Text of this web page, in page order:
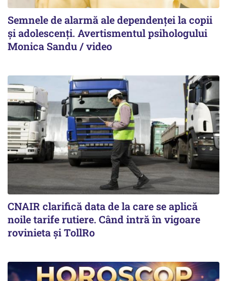
Semnele de alarmă ale dependenței la copii
și adolescenți. Avertismentul psihologului
Monica Sandu / video
CNAIR clarifică data de la care se aplică
noile tarife rutiere. Când intră în vigoare
rovinieta și TollRo